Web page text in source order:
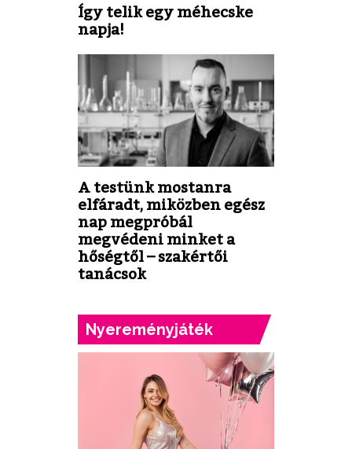
Így telik egy méhecske
napja!
A testünk mostanra
elfáradt, miközben egész
nap megpróbál
megvédeni minket a
hőségtől – szakértői
tanácsok
Nyereményjáték